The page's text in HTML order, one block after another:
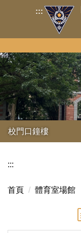
內
容
區
:::
校門口鐘樓
:::
首頁 體育室場館